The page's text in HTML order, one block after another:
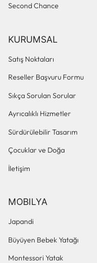
Second Chance
KURUMSAL
Satış Noktaları
Reseller Başvuru Formu
Sıkça Sorulan Sorular
Ayrıcalıklı Hizmetler
Sürdürülebilir Tasarım
Çocuklar ve Doğa
İletişim
MOBILYA
Japandi
Büyüyen Bebek Yatağı
Montessori Yatak